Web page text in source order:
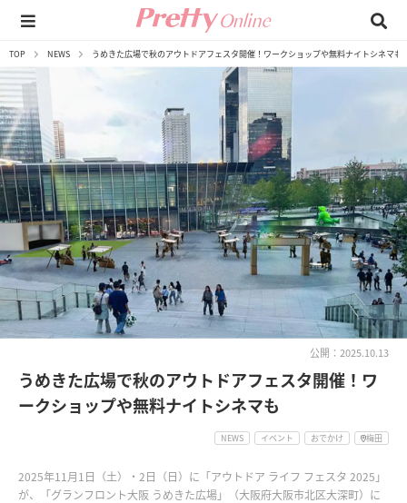
TOP NEWS うめきた広場で秋のアウトドアフェスタ開催！ワークショップや無料ナイトシネマも
公開：2025.10.13
うめきた広場で秋のアウトドアフェスタ開催！ワ
ークショップや無料ナイトシネマも
NEWS イベント おでかけ 梅田
2025年11月1日（土）・2日（日）に「アウトドア ライフ フェスタ 2025」
が、「グランフロント大阪 うめきた広場」（大阪府大阪市北区大深町）に